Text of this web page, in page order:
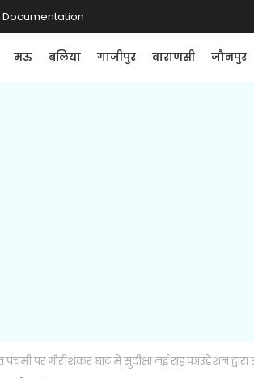
Documentation
मऊ बलिया गाजीपुर वाराणसी जौनपुर
पर गौरीशंकर घाट में सुदीक्षा नई राह फाउंडेशन